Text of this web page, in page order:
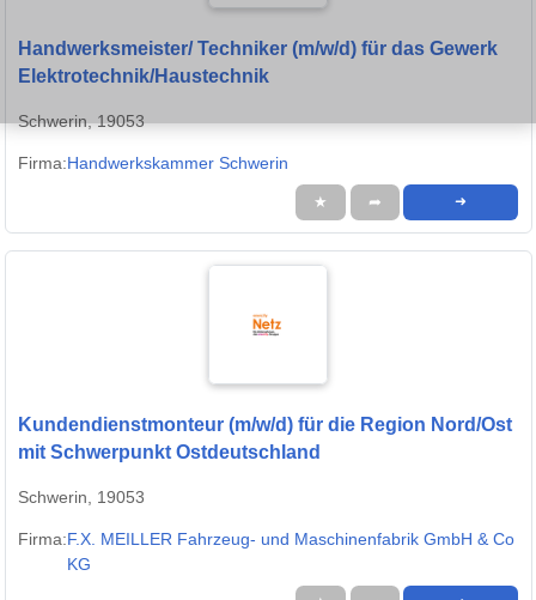
Handwerksmeister/ Techniker (m/w/d) für das Gewerk
Elektrotechnik/Haustechnik
Schwerin, 19053
Firma:Handwerkskammer Schwerin
★ ➦ ➜
Kundendienstmonteur (m/w/d) für die Region Nord/Ost
mit Schwerpunkt Ostdeutschland
Schwerin, 19053
Firma:F.X. MEILLER Fahrzeug- und Maschinenfabrik GmbH & Co
KG